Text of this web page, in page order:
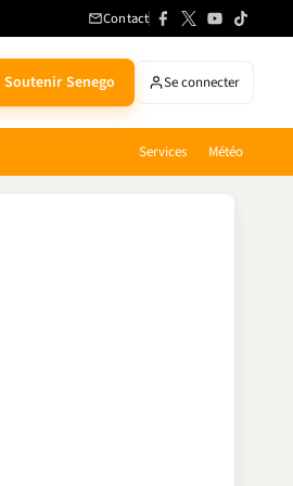
Contact
Soutenir Senego Se connecter
Services Météo